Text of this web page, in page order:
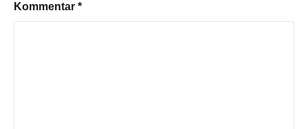
Kommentar *